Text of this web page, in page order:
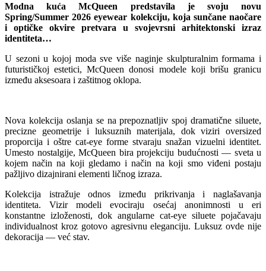
Modna kuća McQueen predstavila je svoju novu
Spring/Summer 2026 eyewear kolekciju, koja sunčane naočare
i optičke okvire pretvara u svojevrsni arhitektonski izraz
identiteta…
U sezoni u kojoj moda sve više naginje skulpturalnim formama i
futurističkoj estetici, McQueen donosi modele koji brišu granicu
između aksesoara i zaštitnog oklopa.
Nova kolekcija oslanja se na prepoznatljiv spoj dramatične siluete,
precizne geometrije i luksuznih materijala, dok viziri oversized
proporcija i oštre cat-eye forme stvaraju snažan vizuelni identitet.
Umesto nostalgije, McQueen bira projekciju budućnosti — sveta u
kojem način na koji gledamo i način na koji smo viđeni postaju
pažljivo dizajnirani elementi ličnog izraza.
Kolekcija istražuje odnos između prikrivanja i naglašavanja
identiteta. Vizir modeli evociraju osećaj anonimnosti u eri
konstantne izloženosti, dok angularne cat-eye siluete pojačavaju
individualnost kroz gotovo agresivnu eleganciju. Luksuz ovde nije
dekoracija — već stav.